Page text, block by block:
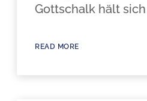
Gottschalk hält sich
READ MORE